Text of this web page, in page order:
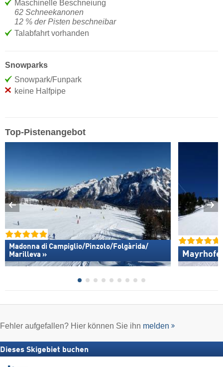
Maschinelle Beschneiung
62 Schneekanonen
12 % der Pisten beschneibar
Talabfahrt vorhanden
Snowparks
Snowpark/Funpark
keine Halfpipe
Top-Pistenangebot
Madonna di Campiglio/​Pinzolo/​Folgàrida/​
Marilleva »
Fehler aufgefallen? Hier können Sie ihn melden
Dieses Skigebiet buchen